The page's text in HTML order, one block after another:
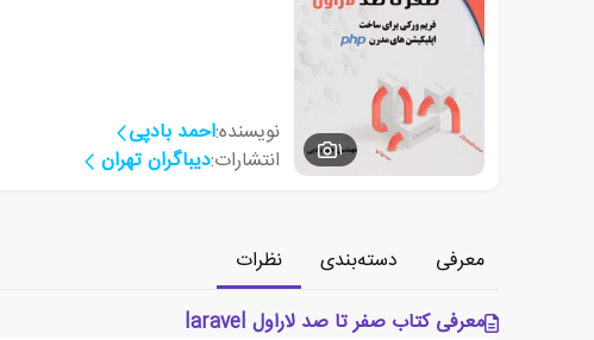
1
نویسنده:احمد بادپی
انتشارات:دیباگران تهران
معرفی دسته‌بندی
نظرات
معرفی کتاب صفر تا صد لاراول laravel